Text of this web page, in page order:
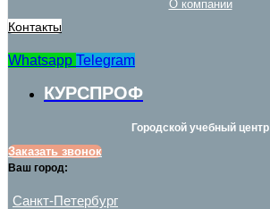
О компании
Контакты
Whatsapp Telegram
КУРСПРОФ
Городской учебный центр
Заказать звонок
Ваш город:
Санкт-Петербург